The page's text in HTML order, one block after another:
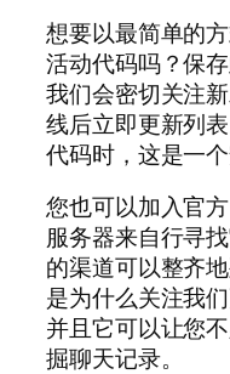
想要以最简单的
活动代码吗？保
我们会密切关注
线后立即更新列
代码时，这是一个
您也可以加入官
服务器来自行寻
的渠道可以整齐
是为什么关注我
并且它可以让您
掘聊天记录。